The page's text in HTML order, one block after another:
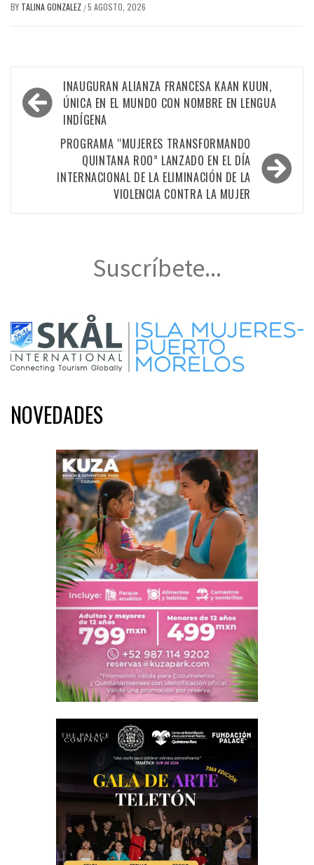
BY TALINA GONZALEZ /5 AGOSTO, 2026
Navegación
de
entradas
INAUGURAN ALIANZA FRANCESA KAAN KUUN,
ÚNICA EN EL MUNDO CON NOMBRE EN LENGUA
INDÍGENA
PROGRAMA “MUJERES TRANSFORMANDO
QUINTANA ROO” LANZADO EN EL DÍA
INTERNACIONAL DE LA ELIMINACIÓN DE LA
VIOLENCIA CONTRA LA MUJER
Suscríbete...
NOVEDADES